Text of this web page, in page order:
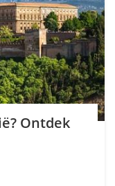
Ontdek